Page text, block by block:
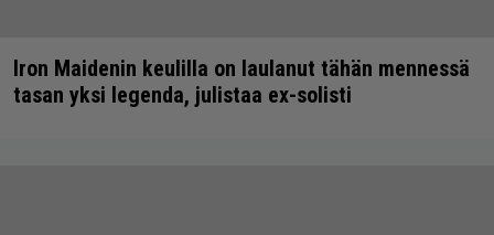
Iron Maidenin keulilla on laulanut tähän mennessä
tasan yksi legenda, julistaa ex-solisti